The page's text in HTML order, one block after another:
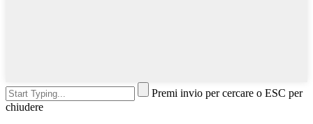
Premi invio per cercare o ESC per
chiudere